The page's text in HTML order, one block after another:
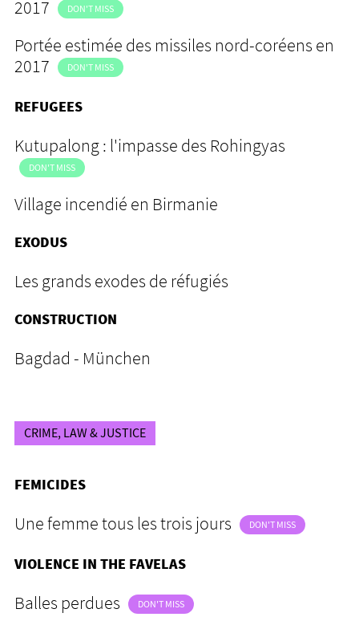
2017 DON'T MISS
Portée estimée des missiles nord-coréens en
2017
DON'T MISS
REFUGEES
Kutupalong : l'impasse des Rohingyas
DON'T MISS
Village incendié en Birmanie
EXODUS
Les grands exodes de réfugiés
CONSTRUCTION
Bagdad - München
CRIME, LAW & JUSTICE
FEMICIDES
Une femme tous les trois jours DON'T MISS
VIOLENCE IN THE FAVELAS
Balles perdues DON'T MISS